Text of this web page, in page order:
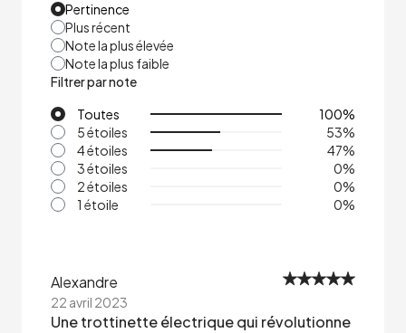
Pertinence
Plus récent
Note la plus élevée
Note la plus faible
Filtrer par note
Toutes
100%
5 étoiles
53%
4 étoiles
47%
3 étoiles
0%
2 étoiles
0%
1 étoile
0%
Alexandre
22 avril 2023
Une trottinette électrique qui révolutionne